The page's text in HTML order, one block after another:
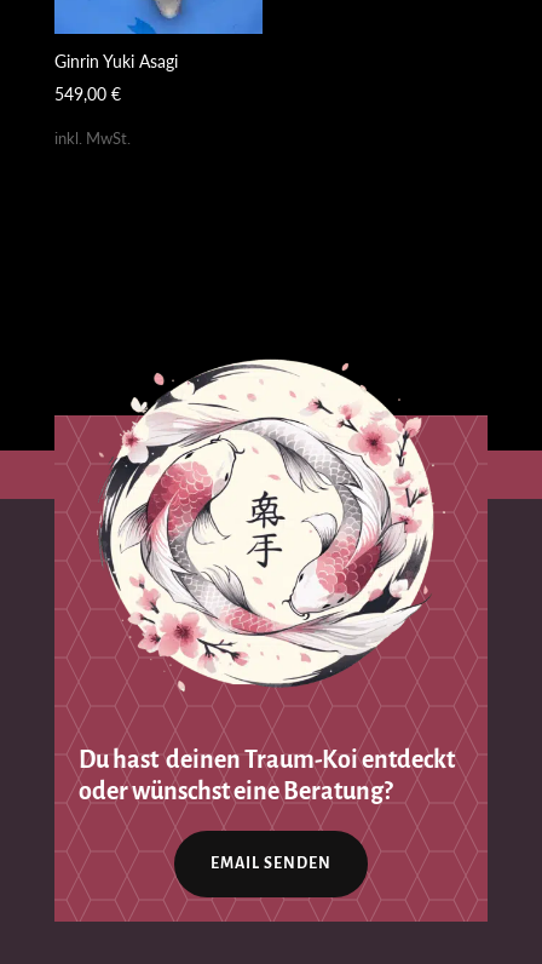
Ginrin Yuki Asagi
549,00 €
inkl. MwSt.
Du hast deinen Traum-Koi entdeckt
oder wünschst eine Beratung?
EMAIL SENDEN